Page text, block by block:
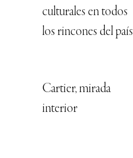
culturales en todos
los rincones del país
Cartier, mirada
interior